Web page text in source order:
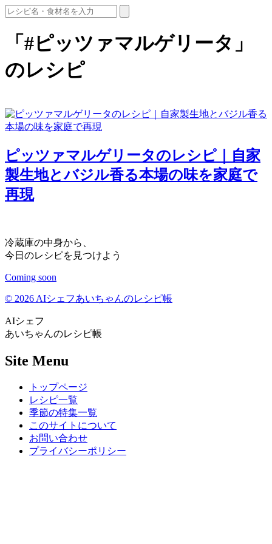
「#ピッツァマルゲリータ」
のレシピ
ピッツァマルゲリータのレシピ｜自家
製生地とバジル香る本場の味を家庭で
再現
冷蔵庫の中身から、
今日のレシピを見つけよう
Coming soon
© 2026 AIシェフあいちゃんのレシピ帳
AIシェフ
あいちゃんのレシピ帳
Site Menu
トップページ
レシピ一覧
季節の特集一覧
このサイトについて
お問い合わせ
プライバシーポリシー